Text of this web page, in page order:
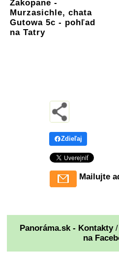
Zakopane -
Murzasichle, chata
Gutowa 5c - pohľad
na Tatry
Zdieľaj
Mailujte
Panoráma.sk - Kontakty/
na